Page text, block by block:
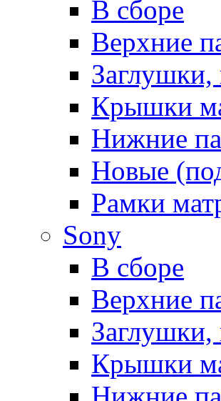
В сборе
Верхние
Заглушки,
Крышки
Нижние
Новые
Рамки
Sony
В сборе
Верхние
Заглушки,
Крышки